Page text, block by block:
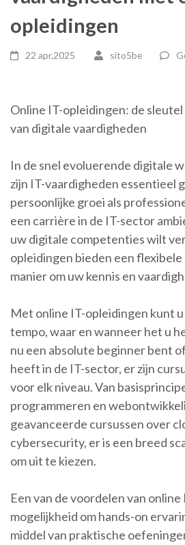
opleidingen
22 apr,2025 sito5be
Online IT-opleidingen: de
van digitale vaardigheden
In de snel evoluerende digitale
zijn IT-vaardigheden essentieel
persoonlijke groei als
een carrière in de IT-sector
uw digitale competenties wilt
opleidingen bieden een
manier om uw kennis en
Met online IT-opleidingen kunt
tempo, waar en wanneer het u
nu een absolute beginner bent
heeft in de IT-sector, er zijn
voor elk niveau. Van
programmeren en
geavanceerde cursussen over
cybersecurity, er is een breed
om uit te kiezen.
Een van de voordelen van
mogelijkheid om hands-on
middel van praktische